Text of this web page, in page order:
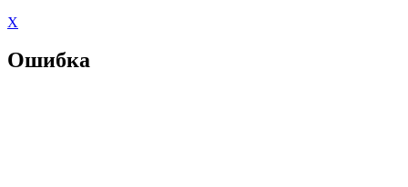
X
Ошибка